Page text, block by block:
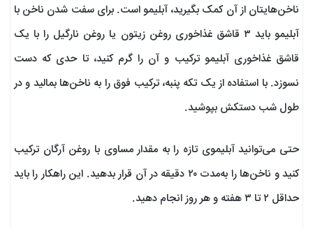
ناخن‌هایتان از آن کمک بگیرید، آبلیمو است. برای سفت شدن ناخن با
آبلیمو باید ۳ قاشق غذاخوری روغن زیتون یا روغن نارگیل را با یک
قاشق غذاخوری آبلیمو ترکیب و آن را گرم کنید، تا حدی که دست‌
نسوزد. با استفاده از یک تکه پنبه، ترکیب فوق را به ناخن‌ها بمالید و در
طول شب دستکش بپوشید.
حتی می‌توانید آبلیموی تازه را به مقدار مساوی با روغن آرگان ترکیب
کنید و ناخن‌ها را به‌مدت ۲۰ دقیقه در آن قرار بدهید. این راهکار را باید
حداقل ۲ تا ۳ هفته و هر روز انجام دهید.